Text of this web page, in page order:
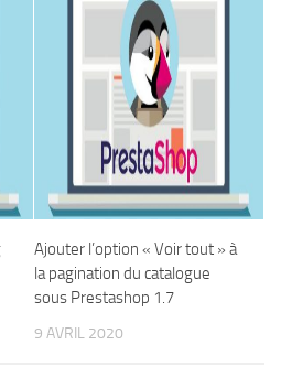
Ajouter l’option « Voir tout » à
la pagination du catalogue
sous Prestashop 1.7
9 AVRIL 2020